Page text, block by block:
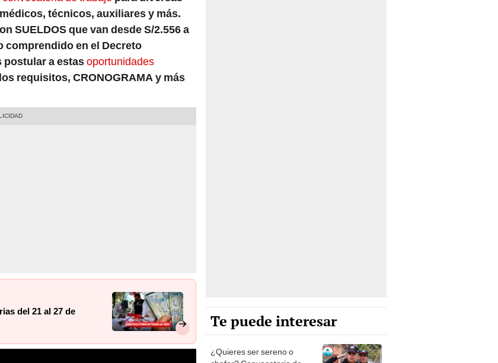
técnicos, auxiliares y más.
SUELDOS que van desde S/2.556 a
comprendido en el Decreto
postular a estasoportunidades
requisitos, CRONOGRAMA y más
del 21 al 27 de
Te puede interesar
¿Quieres ser sereno o